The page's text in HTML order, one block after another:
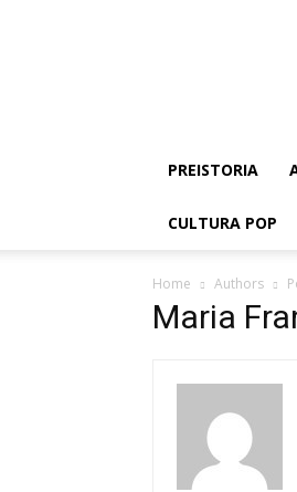
PREISTORIA
CULTURA POP
Home Authors
Maria